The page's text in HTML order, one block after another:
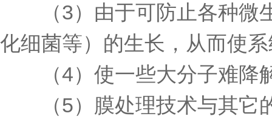
（3）由于可防止各种微生
化细菌等）的生长，从而使
（4）使一些大分子难降解
（5）膜处理技术与其它的